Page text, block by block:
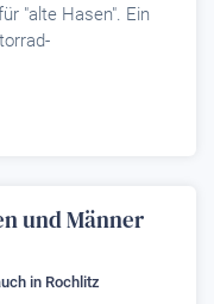
"alte Hasen". Ein
und Männer
in Rochlitz